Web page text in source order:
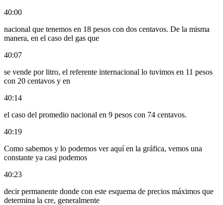
40:00
nacional que tenemos en 18 pesos con dos centavos. De la misma
manera, en el caso del gas que
40:07
se vende por litro, el referente internacional lo tuvimos en 11 pesos
con 20 centavos y en
40:14
el caso del promedio nacional en 9 pesos con 74 centavos.
40:19
Como sabemos y lo podemos ver aquí en la gráfica, vemos una
constante ya casi podemos
40:23
decir permanente donde con este esquema de precios máximos que
determina la cre, generalmente